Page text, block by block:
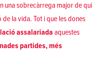
una sobrecàrrega major de qui
la vida. Tot i que les dones
assalariada aquestes
partides, més